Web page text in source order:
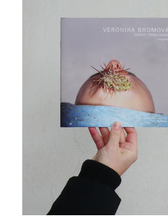
VÝVAR
NEJEN
300 Kč
Původně: 350